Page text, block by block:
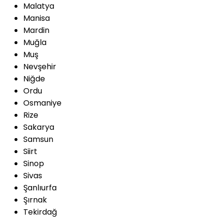
Malatya
Manisa
Mardin
Muğla
Muş
Nevşehir
Niğde
Ordu
Osmaniye
Rize
Sakarya
Samsun
Siirt
Sinop
Sivas
Şanlıurfa
Şırnak
Tekirdağ